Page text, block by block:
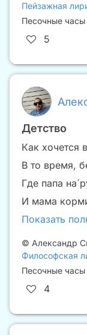
Пейзажная
Песочные часы
5
Детство
Как хочется
В то время,
Где папа на́
И мама
Показать
© Александр
Философская
Песочные часы
4